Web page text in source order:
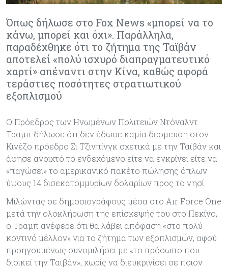
Όπως δήλωσε στο Fox News «μπορεί να το
κάνω, μπορεί και όχι». Παράλληλα,
παραδέχθηκε ότι το ζήτημα της Ταϊβάν
αποτελεί «πολύ ισχυρό διαπραγματευτικό
χαρτί» απέναντι στην Κίνα, καθώς αφορά
τεράστιες ποσότητες στρατιωτικού
εξοπλισμού
Ο Πρόεδρος των Ηνωμένων Πολιτειών Ντόναλντ
Τραμπ δήλωσε ότι δεν έδωσε καμία δέσμευση στον
Κινέζο πρόεδρο Σι Τζινπίνγκ σχετικά με την Ταϊβάν και
άφησε ανοιχτό το ενδεχόμενο είτε να εγκρίνει είτε να
«παγώσει» το αμερικανικό πακέτο πώλησης όπλων
ύψους 14 δισεκατομμυρίων δολαρίων προς το νησί.
Μιλώντας σε δημοσιογράφους μέσα στο Air Force One
μετά την ολοκλήρωση της επίσκεψής του στο Πεκίνο,
ο Τραμπ ανέφερε ότι θα λάβει απόφαση «στο πολύ
κοντινό μέλλον» για το ζήτημα των εξοπλισμών, αφού
προηγουμένως συνομιλήσει με «το πρόσωπο που
διοικεί την Ταϊβάν», χωρίς να διευκρινίσει σε ποιον